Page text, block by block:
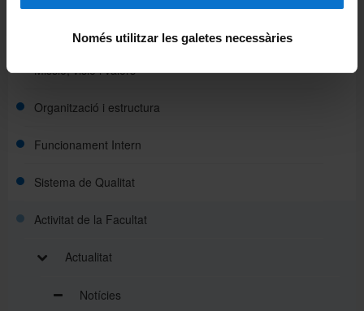
Només utilitzar les galetes necessàries
Coneix la Facultat
Missió, visió i valors
Organització i estructura
Funcionament Intern
Sistema de Qualitat
Activitat de la Facultat
Actualitat
Notícies